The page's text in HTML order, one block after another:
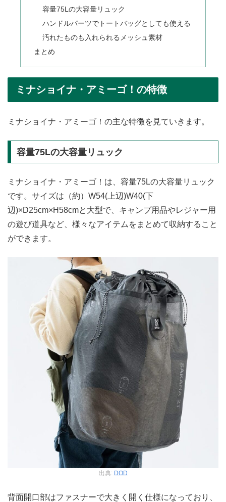
容量75Lの大容量リュック
ハンドルパーツでトートバッグとしても使える
汚れたものも入れられるメッシュ素材
まとめ
ミナショイナ・アミーゴ！の特徴
ミナショイナ・アミーゴ！の主な特徴を見ていきます。
容量75Lの大容量リュック
ミナショイナ・アミーゴ！は、容量75Lの大容量リュック
です。サイズは（約）W54(上辺)W40(下
辺)×D25cm×H58cmと大型で、キャンプ用品やレジャー用
の遊び道具など、様々なアイテムをまとめて収納すること
ができます。
出典: DOD
背面開口部はファスナーで大きく開く仕様になっており、